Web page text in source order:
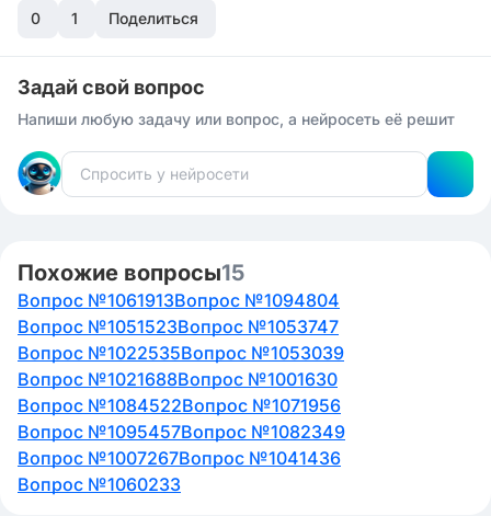
0 1 Поделиться
Задай свой вопрос
Напиши любую задачу или вопрос, а нейросеть её решит
Похожие вопросы15
Вопрос №1061913Вопрос №1094804
Вопрос №1051523Вопрос №1053747
Вопрос №1022535Вопрос №1053039
Вопрос №1021688Вопрос №1001630
Вопрос №1084522Вопрос №1071956
Вопрос №1095457Вопрос №1082349
Вопрос №1007267Вопрос №1041436
Вопрос №1060233